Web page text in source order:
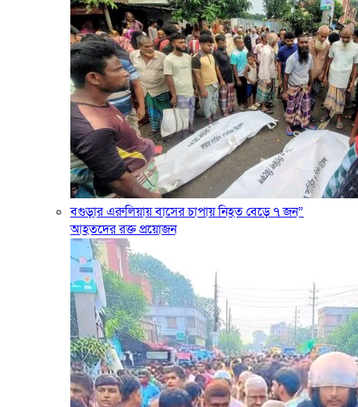
বগুড়ার এরুলিয়ায় বাসের চাপায় নিহত বেড়ে ৭ জন”
আহতদের রক্ত প্রয়োজন